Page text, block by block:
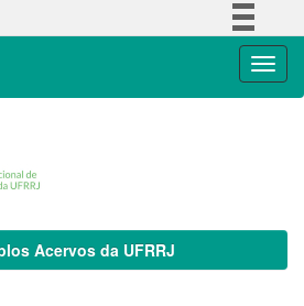
Acervos da UFRRJ